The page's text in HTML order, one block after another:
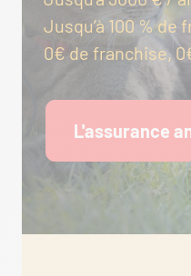
Jusqu’à 100 %
0€ de franchise,
L'assurance